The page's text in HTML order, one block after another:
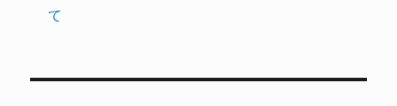
て